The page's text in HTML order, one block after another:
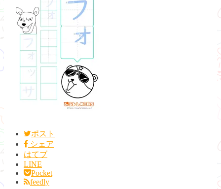
ポスト
シェア
はてブ
LINE
Pocket
feedly